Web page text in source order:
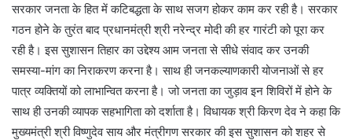
सरकार जनता के हित में कटिबद्धता के साथ सजग होकर काम कर रही है। सरकार
गठन होने के तुरंत बाद प्रधानमंत्री श्री नरेन्द्र मोदी की हर गारंटी को पूरा कर
रही है। इस सुशासन तिहार का उद्देश्य आम जनता से सीधे संवाद कर उनकी
समस्या-मांग का निराकरण करना है। साथ ही जनकल्याणकारी योजनाओं से हर
पात्र व्यक्तियों को लाभान्वित करना है। जो जनता का जुड़ाव इन शिविरों में होने के
साथ ही उनकी व्यापक सहभागिता को दर्शाता है। विधायक श्री किरण देव ने कहा कि
मुख्यमंत्री श्री विष्णुदेव साय और मंत्रीगण सरकार की इस सुशासन को शहर से